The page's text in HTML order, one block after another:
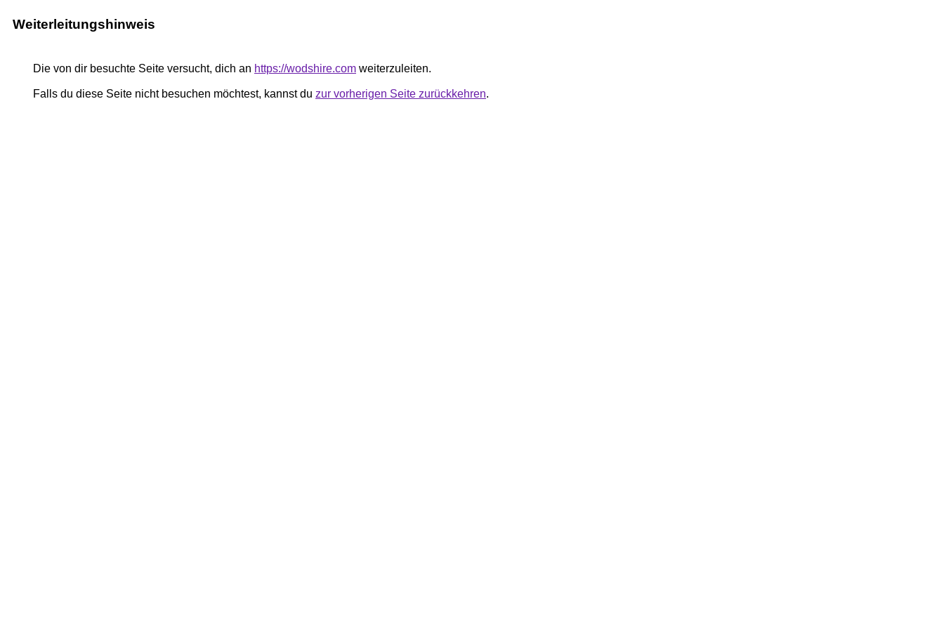
Weiterleitungshinweis
Die von dir besuchte Seite versucht, dich an https://wodshire.com weiterzuleiten.
Falls du diese Seite nicht besuchen möchtest, kannst du zur vorherigen Seite zurückkehren.